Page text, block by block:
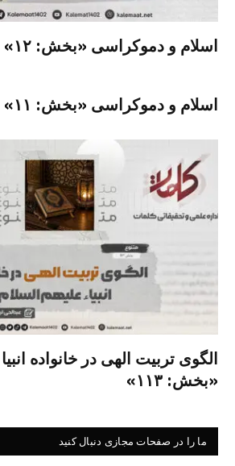
اسلام و دموکراسی «بخش: ۱۲»
اسلام و دموکراسی «بخش: ۱۱»
الگوی تربیت الهی در خانواده
«بخش: ۱۱۳»
ما را در صفحات مجازی دنبال کنید